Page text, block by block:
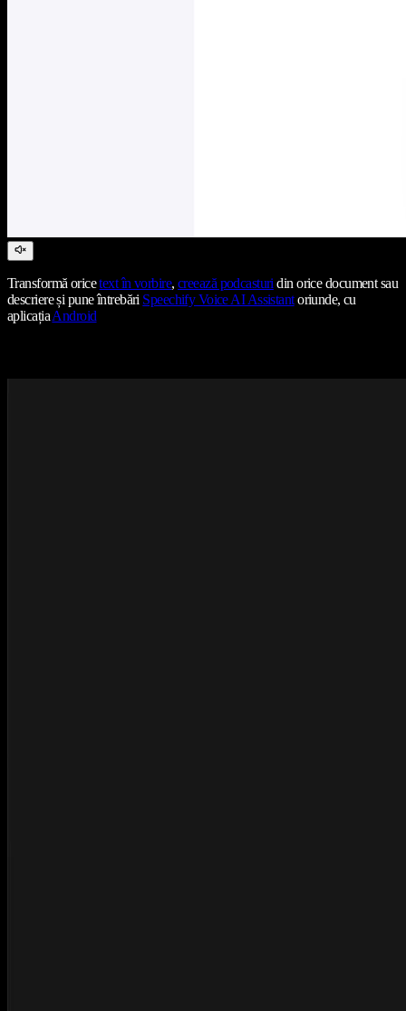
Transformă oricetext în vorbire, creează podcasturidin orice document sau
descriere și pune întrebări Speechify Voice AI Assistantoriunde, cu
aplicațiaAndroid